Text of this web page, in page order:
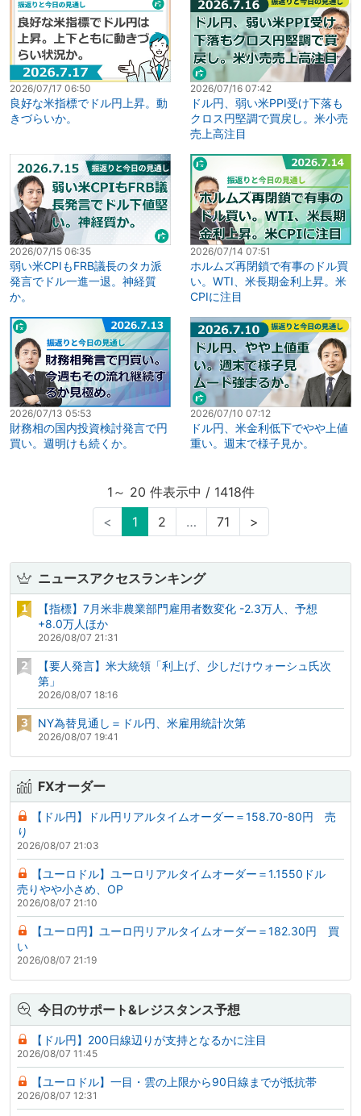
2026/07/17 06:50
良好な米指標でドル円上昇。動
きづらいか。
2026/07/16 07:42
ドル円、弱い米PPI受け下落も
クロス円堅調で買戻し。米小売
売上高注目
2026/07/15 06:35
弱い米CPIもFRB議長のタカ派
発言でドル一進一退。神経質
か。
2026/07/14 07:51
ホルムズ再閉鎖で有事のドル買
い。WTI、米長期金利上昇。米
CPIに注目
2026/07/13 05:53
財務相の国内投資検討発言で円
買い。週明けも続くか。
2026/07/10 07:12
ドル円、米金利低下でやや上値
重い。週末で様子見か。
1～ 20 件表示中 / 1418件
<
1 2 … 71 >
ニュースアクセスランキング
【指標】7月米非農業部門雇用者数変化 -2.3万人、予想
+8.0万人ほか
2026/08/07 21:31
【要人発言】米大統領「利上げ、少しだけウォーシュ氏次
第」
2026/08/07 18:16
NY為替見通し＝ドル円、米雇用統計次第
2026/08/07 19:41
FXオーダー
【ドル円】ドル円リアルタイムオーダー＝158.70-80円 売
り
2026/08/07 21:03
【ユーロドル】ユーロリアルタイムオーダー＝1.1550ドル
売りやや小さめ、OP
2026/08/07 21:10
【ユーロ円】ユーロ円リアルタイムオーダー＝182.30円 買
い
2026/08/07 21:19
今日のサポート&レジスタンス予想
【ドル円】200日線辺りが支持となるかに注目
2026/08/07 11:45
【ユーロドル】一目・雲の上限から90日線までが抵抗帯
2026/08/07 12:31